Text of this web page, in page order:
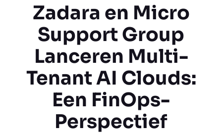
Zadara en Micro
Support Group
Lanceren Multi-
Tenant AI Clouds:
Een FinOps-
Perspectief